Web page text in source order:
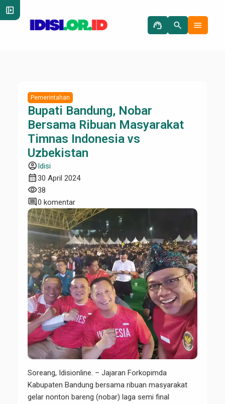
support_agent search menu
Pemerintahan
Bupati Bandung, Nobar
Bersama Ribuan Masyarakat
Timnas Indonesia vs
Uzbekistan
account_circleIdisi
calendar_month30 April 2024
visibility38
comment0 komentar
Soreang, Idisionline. – Jajaran Forkopimda
Kabupaten Bandung bersama ribuan masyarakat
gelar nonton bareng (nobar) laga semi final
left_panel_open